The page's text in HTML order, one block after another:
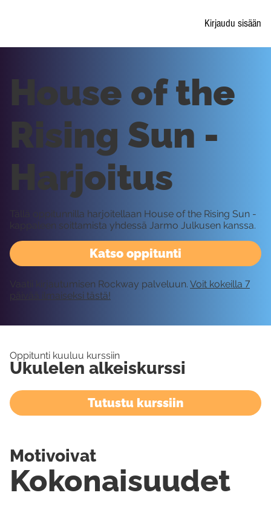
Kirjaudu sisään
Katso oppitunti
House of the
Rising Sun -
Harjoitus
Tällä oppitunnilla harjoitellaan House of the Rising Sun -
kappaleen soittamista yhdessä Jarmo Julkusen kanssa.
Vaatii kirjautumisen Rockway palveluun. Voit kokeilla 7
päivää ilmaiseksi tästä!
Oppitunti kuuluu kurssiin
Ukulelen alkeiskurssi
Tutustu kurssiin
Kokonaisuudet
Motivoivat